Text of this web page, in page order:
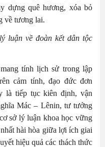
dựng quê hương, xóa bỏ
về tương lai.
luận về đoàn kết dân tộc
tính lịch sử trong lập
cảm tính, đạo đức đơn
là tiếp tục kiên định, vận
Mác – Lênin, tư tưởng
sở lý luận khoa học vững
hài hòa giữa lợi ích giai
hiệu quả các thách thức